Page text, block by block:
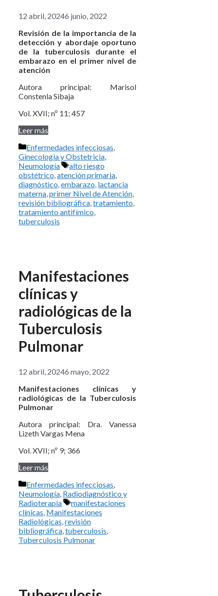
12 abril, 20246 junio, 2022
Revisión de la importancia de la
detección y abordaje oportuno
de la tuberculosis durante el
embarazo en el primer nivel de
atención
Autora principal: Marisol
Constenla Sibaja
Vol. XVII; nº 11; 457
Leer más
Categorías
Enfermedades infecciosas,
Ginecología y Obstetricia,
Neumología
Etiquetas
alto riesgo
obstétrico,atención primaria,
diagnóstico,embarazo, lactancia
materna,primer Nivel de Atención,
revisión bibliográfica,tratamiento,
tratamiento antifímico,
tuberculosis
Manifestaciones
clínicas y
radiológicas de la
Tuberculosis
Pulmonar
12 abril, 20246 mayo, 2022
Manifestaciones clínicas y
radiológicas de la Tuberculosis
Pulmonar
Autora principal: Dra. Vanessa
Lizeth Vargas Mena
Vol. XVII; nº 9; 366
Leer más
Categorías
Enfermedades infecciosas,
Neumología, Radiodiagnóstico y
Radioterapia
Etiquetas
manifestaciones
clínicas, Manifestaciones
Radiológicas,revisión
bibliográfica,tuberculosis,
Tuberculosis Pulmonar